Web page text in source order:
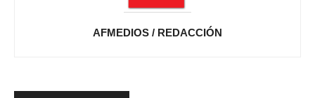
AFMEDIOS / REDACCIÓN